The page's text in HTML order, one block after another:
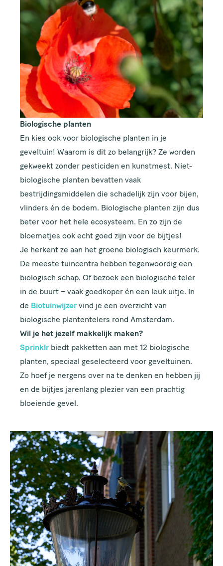
Biologische planten
En kies ook voor biologische planten in je
geveltuin! Waarom is dit zo belangrijk? Ze worden
gekweekt zonder pesticiden en kunstmest. Niet-
biologische planten bevatten vaak
bestrijdingsmiddelen die schadelijk zijn voor bijen,
vlinders én de bodem. Biologische planten zijn dus
beter voor het hele ecosysteem. En zo zijn de
bloemetjes ook echt goed zijn voor de bijtjes!
Je herkent ze aan het groene biologisch keurmerk.
De meeste tuincentra hebben tegenwoordig een
biologisch schap. Of bezoek een biologische teler
in de buurt – vaak goedkoper én een leuk uitje. In
de Biotuinwijzer vind je een overzicht van
biologische plantentelers rond Amsterdam.
Wil je het jezelf makkelijk maken?
Sprinklr biedt pakketten aan met 12 biologische
planten, speciaal geselecteerd voor geveltuinen.
Zo hoef je nergens over na te denken en hebben jij
en de bijtjes jarenlang plezier van een prachtig
bloeiende gevel.
Meld je aan voor de
nieuwsbrief van de
Gezonde Stad!
Eens per maand sturen wij een nieuwsbrief, dus wil jij
op de hoogte blijven van duurzame en groene
projecten in Amsterdam, meld je dan aan.
VOORNAAM
ACHTERNAAM